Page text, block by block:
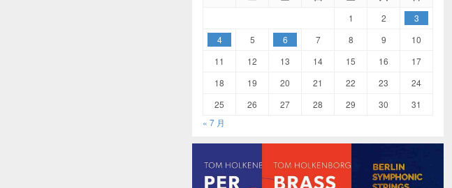
1 2
3
4
5 6 7 8 9
10
11
12 13 14 15 16
17
18
19 20 21 22 23
24
25
26 27 28 29 30
31
« 7 月